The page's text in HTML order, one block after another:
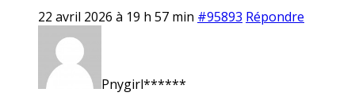
22 avril 2026 à 19 h 57 min #95893 Répondre
Pnygirl******